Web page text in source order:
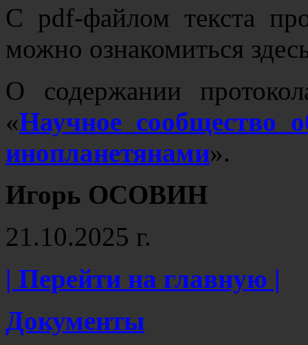
С pdf-файлом текста
можно ознакомиться
О содержании
«Научное сообщество
инопланетянами».
Игорь ОСОВИН
21.10.2025 г.
| Перейти на главную |
Документы